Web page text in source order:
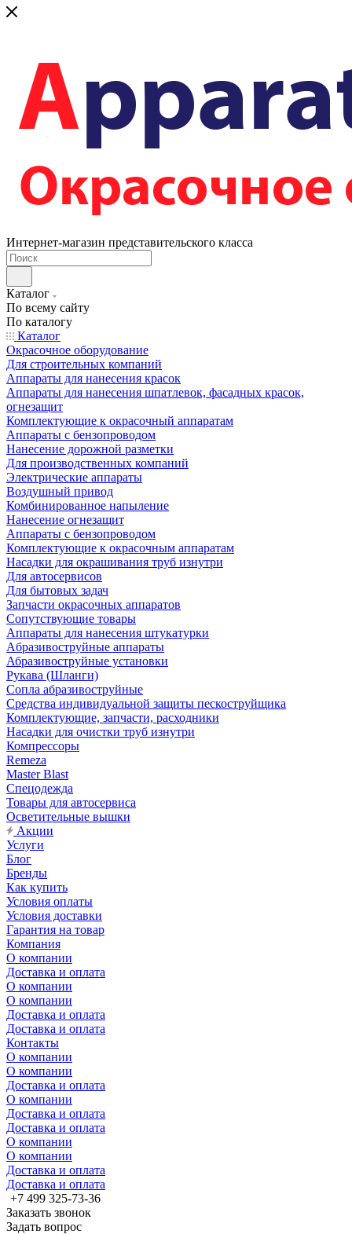
Интернет-магазин представительского класса
Каталог
По всему сайту
По каталогу
Каталог
Окрасочное оборудование
Для строительных компаний
Аппараты для нанесения красок
Аппараты для нанесения шпатлевок, фасадных красок,
огнезащит
Комплектующие к окрасочный аппаратам
Аппараты с бензопроводом
Нанесение дорожной разметки
Для производственных компаний
Электрические аппараты
Воздушный привод
Комбинированное напыление
Нанесение огнезащит
Аппараты с бензопроводом
Комплектующие к окрасочным аппаратам
Насадки для окрашивания труб изнутри
Для автосервисов
Для бытовых задач
Запчасти окрасочных аппаратов
Сопутствующие товары
Аппараты для нанесения штукатурки
Aбразивоструйные аппараты
Абразивоструйные установки
Рукава (Шланги)
Сопла абразивоструйные
Средства индивидуальной защиты пескоструйщика
Комплектующие, запчасти, расходники
Насадки для очистки труб изнутри
Компрессоры
Remeza
Master Blast
Спецодежда
Товары для автосервиса
Осветительные вышки
Акции
Услуги
Блог
Бренды
Как купить
Условия оплаты
Условия доставки
Гарантия на товар
Компания
О компании
Доставка и оплата
О компании
О компании
Доставка и оплата
Доставка и оплата
Контакты
О компании
О компании
Доставка и оплата
О компании
Доставка и оплата
Доставка и оплата
О компании
О компании
Доставка и оплата
Доставка и оплата
+7 499 325-73-36
Заказать звонок
Задать вопрос